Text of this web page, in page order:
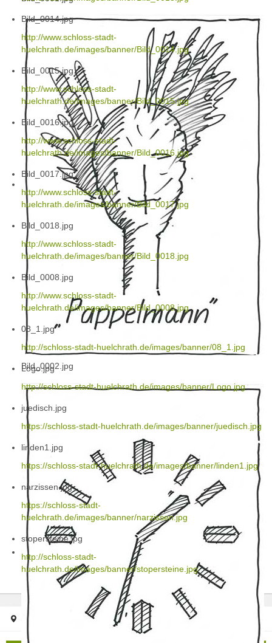
Bild_0002.jpg
Bild_0014.jpg
http://www.schloss-stadt-
huelchrath.de/images/banner/Bild_0014.jpg
Bild_0015.jpg
http://www.schloss-stadt-
huelchrath.de/images/banner/Bild_0015.jpg
Bild_0016.jpg
http://www.schloss-stadt-
huelchrath.de/images/banner/Bild_0016.jpg
Bild_0017.jpg
http://www.schloss-stadt-
huelchrath.de/images/banner/Bild_0017.jpg
Bild_0018.jpg
http://www.schloss-stadt-
huelchrath.de/images/banner/Bild_0018.jpg
Bild_0008.jpg
http://www.schloss-stadt-
huelchrath.de/images/banner/Bild_0008.jpg
08_1.jpg
http://schloss-stadt-huelchrath.de/images/banner/08_1.jpg
Logo.jpg
http://schloss-stadt-huelchrath.de/images/banner/Logo.jpg
juedisch.jpg
https://schloss-stadt-huelchrath.de/images/banner/juedisch.jpg
linden1.jpg
https://schloss-stadt-huelchrath.de/images/banner/linden1.jpg
narzissen.jpg
https://schloss-stadt-
huelchrath.de/images/banner/narzissen.jpg
stopersteine.jpg
http://schloss-stadt-
huelchrath.de/images/banner/stopersteine.jpg
Startseite Handel/Gewerbe